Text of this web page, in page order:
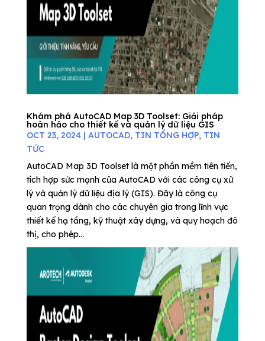
Khám phá AutoCAD Map 3D Toolset: Giải pháp
hoàn hảo cho thiết kế và quản lý dữ liệu GIS
OCT 23, 2024| AUTOCAD, TIN TỔNG HỢP, TIN
TỨC
AutoCAD Map 3D Toolset là một phần mềm tiên tiến,
tích hợp sức mạnh của AutoCAD với các công cụ xử
lý và quản lý dữ liệu địa lý (GIS). Đây là công cụ
quan trọng dành cho các chuyên gia trong lĩnh vực
thiết kế hạ tầng, kỹ thuật xây dựng, và quy hoạch đô
thị, cho phép...